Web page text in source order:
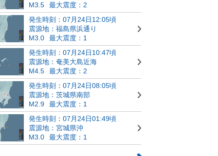
M3.5
最大震度：2
発生時刻：07月24日12:05頃
震源地：福島県浜通り
M3.0
最大震度：1
発生時刻：07月24日10:47頃
震源地：奄美大島近海
M4.5
最大震度：2
発生時刻：07月24日08:05頃
震源地：茨城県南部
M2.9
最大震度：1
発生時刻：07月24日01:49頃
震源地：宮城県沖
M3.0
最大震度：1